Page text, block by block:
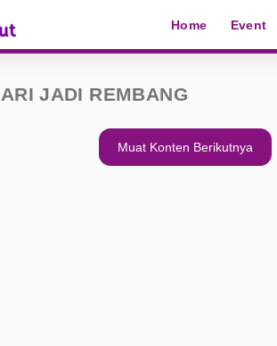
Home Event
JADI REMBANG
Muat Konten Berikutnya